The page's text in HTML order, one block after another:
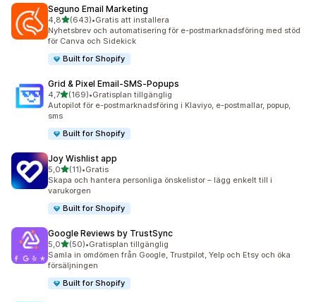
Seguno Email Marketing
4,8av 5 stjärnor
(643)
643 recensioner totalt
•Gratis att installera
Nyhetsbrev och automatisering för e-postmarknadsföring med stöd
för Canva och Sidekick
Built for Shopify
Grid & Pixel Email‑SMS‑Popups
4,7av 5 stjärnor
(169)
169 recensioner totalt
•Gratisplan tillgänglig
Autopilot för e-postmarknadsföring i Klaviyo, e-postmallar, popup,
sms
Built for Shopify
Joy Wishlist app
5,0av 5 stjärnor
(11)
11 recensioner totalt
•Gratis
Skapa och hantera personliga önskelistor – lägg enkelt till i
varukorgen
Built for Shopify
Google Reviews by TrustSync
5,0av 5 stjärnor
(50)
50 recensioner totalt
•Gratisplan tillgänglig
Samla in omdömen från Google, Trustpilot, Yelp och Etsy och öka
försäljningen
Built for Shopify